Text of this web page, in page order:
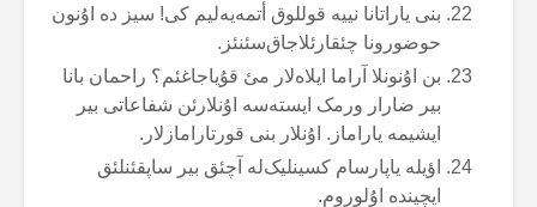
بنی یاراتانا نییە قوللوق أتمەیەلیم کی! سیز دە اۇنون
حوضورونا چئقارئلاجاق‌سئنئز.
بن اۇنونلا آراما ایلاەلار مئ قۇیاجاغئم؟ راحمان بانا
بیر ضارار ورمک ایستەسە اۇنلارئن شفاعاتی بیر
ایشیمە یاراماز. اۇنلار بنی قورتارامازلار.
اؤیلە یاپارسام کسینلیک‌لە آچئق بیر ساپقئنلئق
ایچیندە اۇلوروم.